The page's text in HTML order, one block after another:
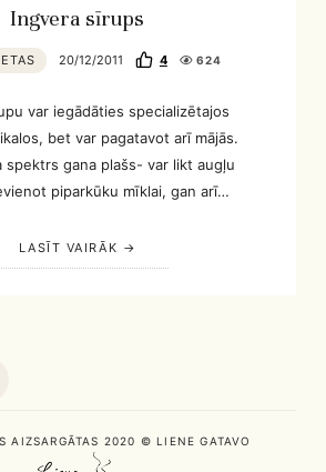
Ingvera sīrups
20/12/2011 4 624
var iegādāties specializētajos
bet var pagatavot arī mājās.
spektrs gana plašs- var likt augļu
piparkūku mīklai, gan arī…
LASĪT VAIRĀK
AIZSARGĀTAS 2020 © LIENE GATAVO